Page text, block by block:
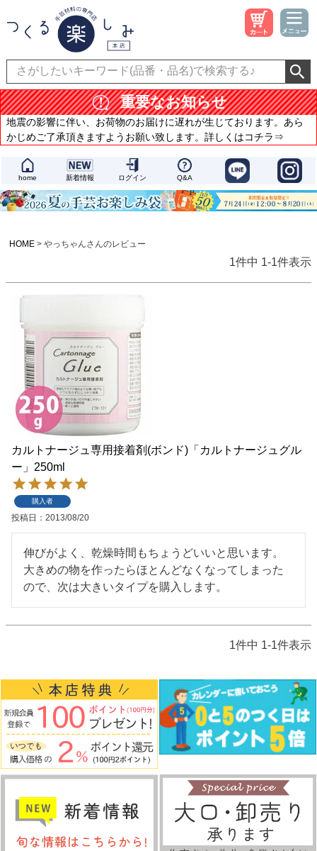
重要なお知らせ
地震の影響に伴い、お荷物のお届けに遅れが生じております。あら
かじめご了承頂きますようお願い致します。詳しくはコチラ⇒
home 新着情報 ログイン Q&A
HOME やっちゃんさんのレビュー
1件中 1-1件表示
カルトナージュ専用接着剤(ボンド)「カルトナージュグル
ー」250ml
購入者
投稿日 2013/08/20
伸びがよく、乾燥時間もちょうどいいと思います。
大きめの物を作ったらほとんどなくなってしまった
ので、次は大きいタイプを購入します。
1件中 1-1件表示